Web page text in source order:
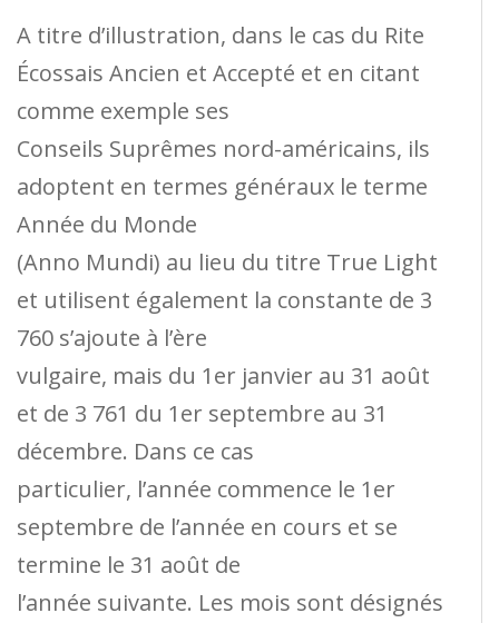
A titre d’illustration, dans le cas du Rite
Écossais Ancien et Accepté et en citant
comme exemple ses
Conseils Suprêmes nord-américains, ils
adoptent en termes généraux le terme
Année du Monde
(Anno Mundi) au lieu du titre True Light
et utilisent également la constante de 3
760 s’ajoute à l’ère
vulgaire, mais du 1er janvier au 31 août
et de 3 761 du 1er septembre au 31
décembre. Dans ce cas
particulier, l’année commence le 1er
septembre de l’année en cours et se
termine le 31 août de
l’année suivante. Les mois sont désignés